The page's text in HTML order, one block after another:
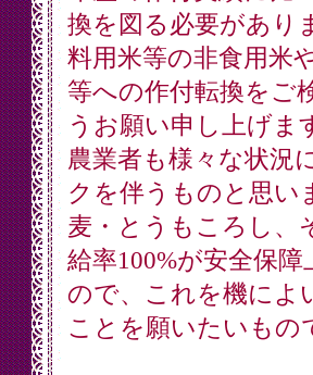
換を図る必要があり
料用米等の非食用米
等への作付転換をご
うお願い申し上げま
農業者も様々な状況
クを伴うものと思い
麦・とうもころし、
給率100%が安全保
ので、これを機によ
ことを願いたいもの